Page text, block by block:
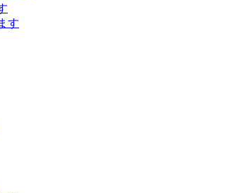
す